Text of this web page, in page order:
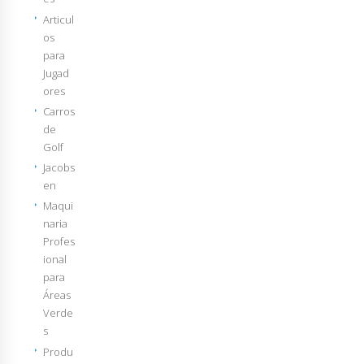
Articul
os
para
Jugad
ores
Carros
de
Golf
Jacobs
en
Maqui
naria
Profes
ional
para
Áreas
Verde
s
Produ